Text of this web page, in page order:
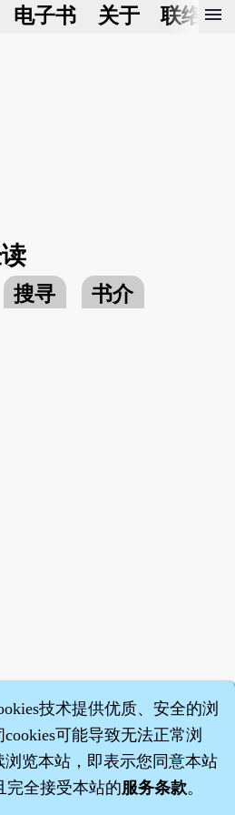
电子书 关于 联络我
menu
搜寻
书介
技术提供优质、安全的浏
可能导致无法正常浏
浏览本站，即表示您同意本站
完全接受本站的服务条款。